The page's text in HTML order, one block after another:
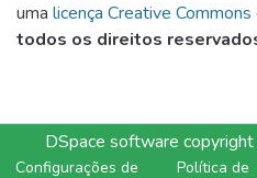
uma licença Creative Commons
todos os direitos
DSpace software
Configurações de Política de